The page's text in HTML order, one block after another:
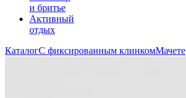
и бритье
Активный
отдых
КаталогС фиксированным клинкомМачете